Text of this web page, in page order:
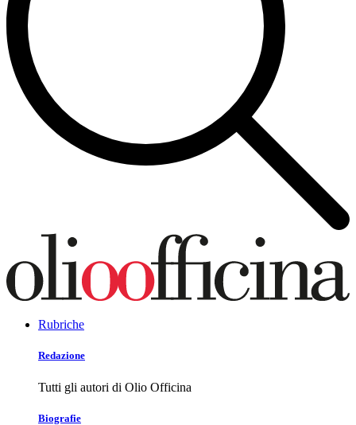
Rubriche
Redazione
Tutti gli autori di Olio Officina
Biografie